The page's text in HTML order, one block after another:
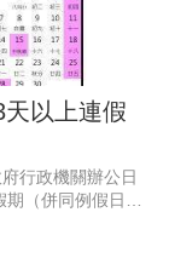
以上連假
行政機關辦公日
（併同例假日）
曆春節假期（7
）、勞動節（3